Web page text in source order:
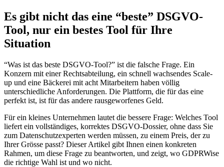
Es gibt nicht das eine “beste” DSGVO-
Tool, nur ein bestes Tool für Ihre
Situation
“Was ist das beste DSGVO-Tool?” ist die falsche Frage. Ein
Konzern mit einer Rechtsabteilung, ein schnell wachsendes Scale-
up und eine Bäckerei mit acht Mitarbeitern haben völlig
unterschiedliche Anforderungen. Die Plattform, die für das eine
perfekt ist, ist für das andere rausgeworfenes Geld.
Für ein kleines Unternehmen lautet die bessere Frage: Welches Tool
liefert ein vollständiges, korrektes DSGVO-Dossier, ohne dass Sie
zum Datenschutzexperten werden müssen, zu einem Preis, der zu
Ihrer Grösse passt? Dieser Artikel gibt Ihnen einen konkreten
Rahmen, um diese Frage zu beantworten, und zeigt, wo GDPRWise
die richtige Wahl ist und wo nicht.